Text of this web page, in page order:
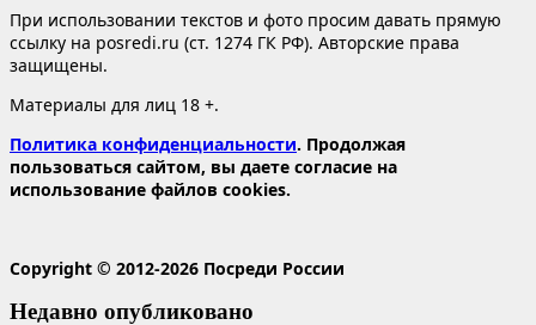
При использовании текстов и фото просим давать прямую
ссылку на posredi.ru (ст. 1274 ГК РФ). Авторские права
защищены.
Материалы для лиц 18 +.
Политика конфиденциальности. Продолжая
пользоваться сайтом, вы даете согласие на
использование файлов cookies.
Copyright © 2012-2026 Посреди России
Недавно опубликовано